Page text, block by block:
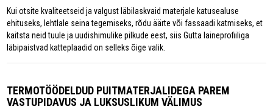
Kui otsite kvaliteetseid ja valgust läbilaskvaid materjale katusealuse
ehituseks, lehtlale seina tegemiseks, rõdu äärte või fassaadi katmiseks, et
kaitsta neid tuule ja uudishimulike pilkude eest, siis Gutta laineprofiiliga
läbipaistvad katteplaadid on selleks õige valik.
TERMOTÖÖDELDUD PUITMATERJALIDEGA PAREM
VASTUPIDAVUS JA LUKSUSLIKUM VÄLIMUS